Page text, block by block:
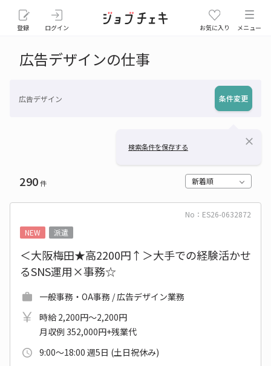
登録 ログイン お気に入り メニュー
広告デザインの仕事
広告デザイン 条件変更
検索条件を保存する close
290件 新着順
No：ES26-0632872
NEW
派遣
＜大阪梅田★高2200円↑＞大手での経験活かせ
るSNS運用×事務☆
一般事務・OA事務 / 広告デザイン業務
時給 2,200円～2,200円
月収例 352,000円+残業代
9:00～18:00 週5日 (土日祝休み)